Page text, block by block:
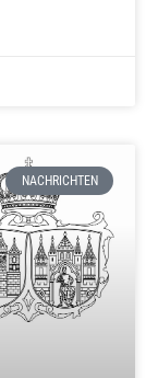
NACHRICHTEN